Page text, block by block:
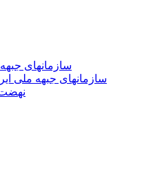
- سازمانهای
- سازمانهای جبهه ملی
-